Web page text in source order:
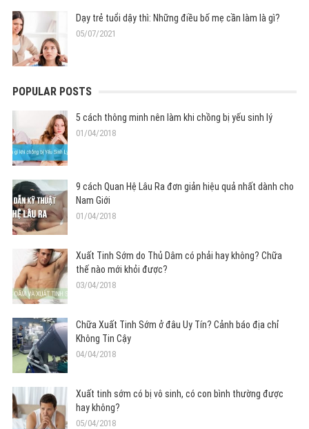
Dạy trẻ tuổi dậy thì: Những điều bố mẹ cần làm là gì?
05/07/2021
POPULAR POSTS
5 cách thông minh nên làm khi chồng bị yếu sinh lý
01/04/2018
9 cách Quan Hệ Lâu Ra đơn giản hiệu quả nhất dành cho
Nam Giới
01/04/2018
Xuất Tinh Sớm do Thủ Dâm có phải hay không? Chữa
thế nào mới khỏi được?
03/04/2018
Chữa Xuất Tinh Sớm ở đâu Uy Tín? Cảnh báo địa chỉ
Không Tin Cậy
04/04/2018
Xuất tinh sớm có bị vô sinh, có con bình thường được
hay không?
05/04/2018